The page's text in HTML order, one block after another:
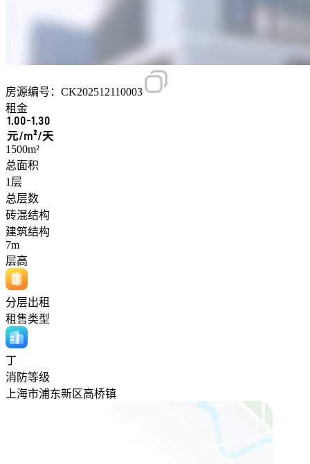
房源编号：CK202512110003
租金
1.00-1.30
元/m²/天
1500m²
总面积
1层
总层数
砖混结构
建筑结构
7m
层高
分层出租
租售类型
丁
消防等级
上海市浦东新区高桥镇